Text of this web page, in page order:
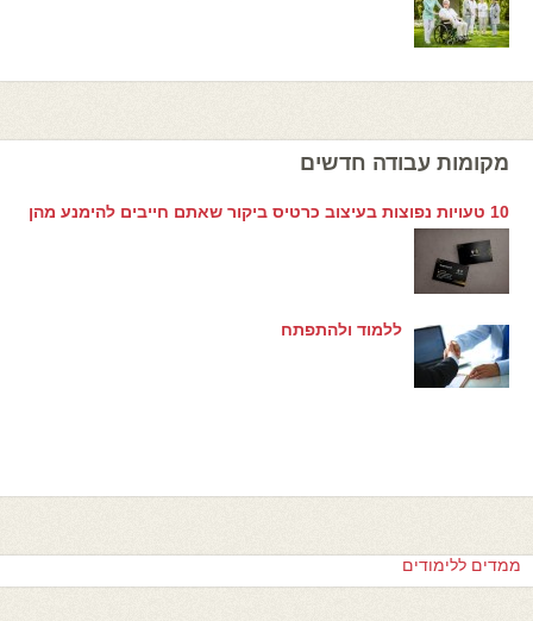
מקומות עבודה חדשים
10 טעויות נפוצות בעיצוב כרטיס ביקור שאתם חייבים להימנע מהן
ללמוד ולהתפתח
ממדים ללימודים